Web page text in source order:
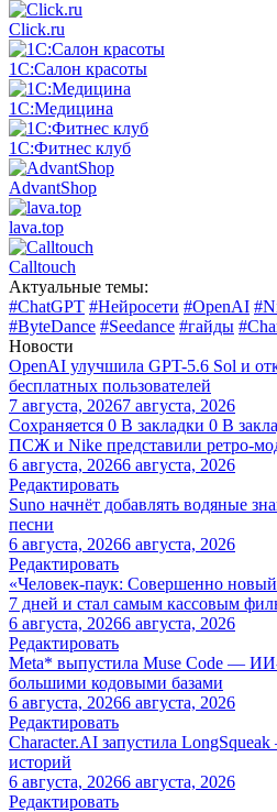
Click.ru
1С:Салон красоты
1С:Медицина
1С:Фитнес клуб
AdvantShop
lava.top
Calltouch
Актуальные темы:
#ChatGPT #Нейросети #OpenAI
#ByteDance #Seedance #гайды
Новости
OpenAI улучшила GPT-5.6 Sol и
бесплатных пользователей
7 августа, 20267 августа, 2026
Сохраняется 0 В закладки 0 В
ПСЖ и Nike представили ретро-
6 августа, 20266 августа, 2026
Редактировать
Suno начнёт добавлять водяные
песни
6 августа, 20266 августа, 2026
Редактировать
«Человек-паук: Совершенно новый
7 дней и стал самым кассовым
6 августа, 20266 августа, 2026
Редактировать
Meta* выпустила Muse Code — ИИ-
большими кодовыми базами
6 августа, 20266 августа, 2026
Редактировать
Character.AI запустила
историй
6 августа, 20266 августа, 2026
Редактировать